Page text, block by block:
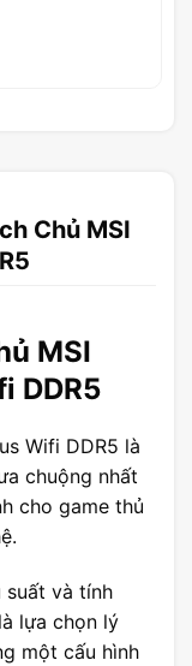
Chủ MSI
MSI
DDR5
Wifi DDR5 là
chuộng nhất
cho game thủ
suất và tính
lựa chọn lý
một cấu hình